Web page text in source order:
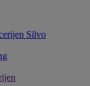
Silvo